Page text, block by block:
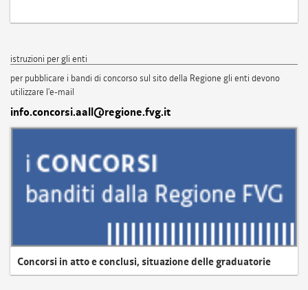
istruzioni per gli enti
per pubblicare i bandi di concorso sul sito della Regione gli enti devono
utilizzare l'e-mail
info.concorsi.aall@regione.fvg.it
Concorsi in atto e conclusi, situazione delle graduatorie